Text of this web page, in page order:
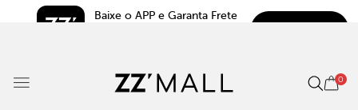
Baixe o APP e Garanta Frete
0